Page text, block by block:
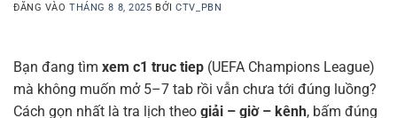
ĐĂNG VÀOTHÁNG 8 8, 2025 BỞICTV_PBN
Bạn đang tìm xem c1 truc tiep (UEFA Champions League)
mà không muốn mở 5–7 tab rồi vẫn chưa tới đúng luồng?
Cách gọn nhất là tra lịch theo giải – giờ – kênh, bấm đúng